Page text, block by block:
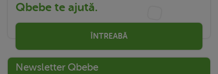
Qbebe te ajută.
ÎNTREABĂ
Newsletter Qbebe